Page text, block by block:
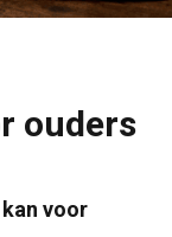
ouders
voor